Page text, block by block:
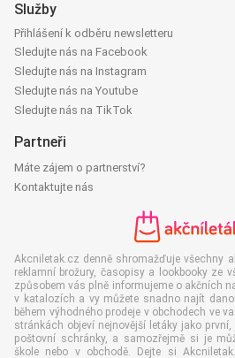
Služby
Přihlášení k odběru newsletteru
Sledujte nás na Facebook
Sledujte nás na Instagram
Sledujte nás na Youtube
Sledujte nás na TikTok
Partneři
Máte zájem o partnerství?
Kontaktujte nás
Akcniletak.cz denně shromažďuje všechny
reklamní brožury, časopisy a lookbooky ze
způsobem vás plně informujeme o akčních
v katalozích a vy můžete snadno najít
během výhodného prodeje v obchodech ve
stránkách objeví nejnovější letáky jako
poštovní schránky, a samozřejmě si je
škole nebo v obchodě. Dejte si